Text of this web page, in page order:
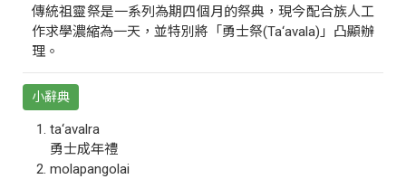
傳統祖靈祭是一系列為期四個月的祭典，現今配合族人工
作求學濃縮為一天，並特別將「勇士祭(Ta‘avala)」凸顯辦
理。
小辭典
ta‘avalra
勇士成年禮
molapangolai